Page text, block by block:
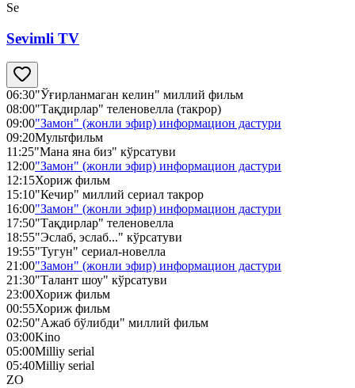
Se
Sevimli TV
06:30"Ўғирланмаган келин" миллий фильм
08:00"Тақдирлар" теленовелла (такрор)
09:00"Замон" (жонли эфир) информацион дастури
09:20Мультфильм
11:25"Мана яна биз" кўрсатуви
12:00"Замон" (жонли эфир) информацион дастури
12:15Хориж фильм
15:10"Кечир" миллий сериал такрор
16:00"Замон" (жонли эфир) информацион дастури
17:50"Тақдирлар" теленовелла
18:55"Эслаб, эслаб..." кўрсатуви
19:55"Тугун" сериал-новелла
21:00"Замон" (жонли эфир) информацион дастури
21:30"Талант шоу" кўрсатуви
23:00Хориж фильм
00:55Хориж фильм
02:50"Ажаб бўлибди" миллий фильм
03:00Kino
05:00Milliy serial
05:40Milliy serial
ZO